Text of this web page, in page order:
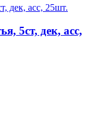
5ст, дек, асс,